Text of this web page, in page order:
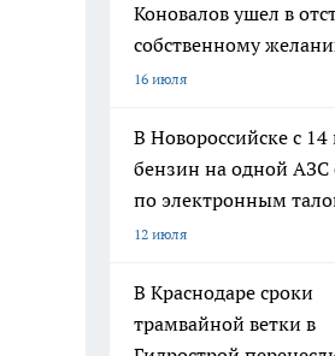
Коновалов ушел в
собственному
16 июля
В Новороссийске с
бензин на одной АЗС
по электронным
12 июля
В Краснодаре сроки
трамвайной ветки в